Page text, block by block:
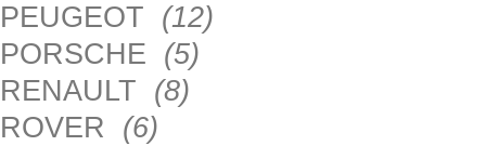
PEUGEOT (12)
PORSCHE (5)
RENAULT (8)
ROVER (6)